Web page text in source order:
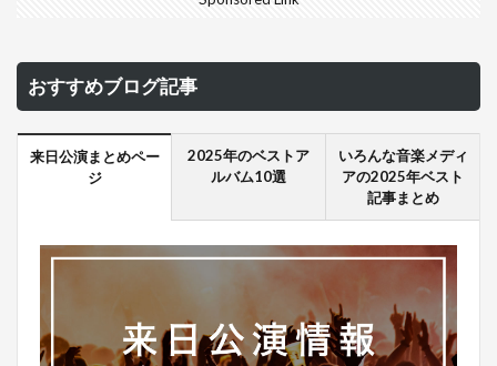
おすすめブログ記事
来日公演まとめペー
ジ
2025年のベストア
ルバム10選
いろんな音楽メディ
アの2025年ベスト
記事まとめ